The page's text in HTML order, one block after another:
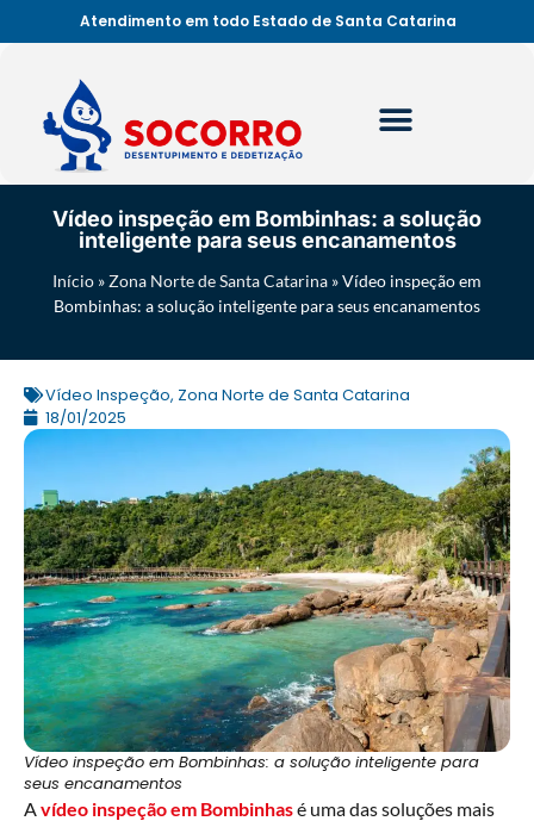
Atendimento em todo Estado de Santa Catarina
Vídeo inspeção em Bombinhas: a solução
inteligente para seus encanamentos
Início »Zona Norte de Santa Catarina »Vídeo inspeção em
Bombinhas: a solução inteligente para seus encanamentos
Vídeo Inspeção, Zona Norte de Santa Catarina
18/01/2025
Vídeo inspeção em Bombinhas: a solução inteligente para
seus encanamentos
A vídeo inspeçãoem Bombinhasé uma das soluções mais